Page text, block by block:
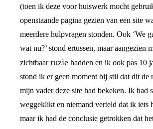
(toen ik deze voor huiswerk mocht
openstaande pagina gezien van een site
meerdere hulpvragen stonden. Ook ‘We
wat nu?’ stond ertussen, maar aangezien
zichtbaarruzie hadden en ik ook pas 10
stond ik er geen moment bij stil dat dit de
mijn vader deze site had bekeken. Ik had
weggeklikt en niemand verteld dat ik iets
maar ik had de conclusie getrokken dat